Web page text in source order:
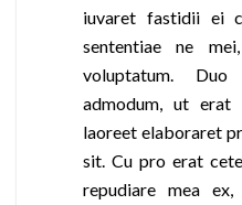
iuvaret fastidii ei
sententiae ne
voluptatum.
admodum, ut
laoreet elaboraret
sit. Cu pro erat
repudiare mea